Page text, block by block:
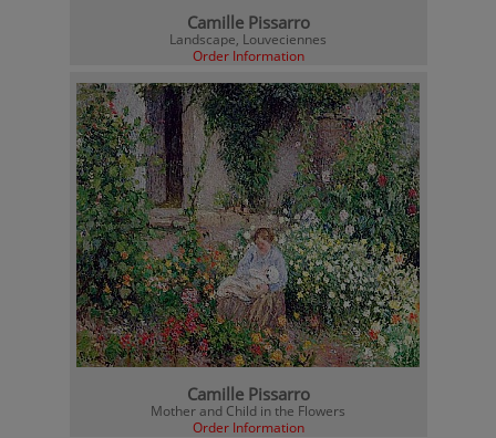
Camille Pissarro
Landscape, Louveciennes
Order Information
Camille Pissarro
Mother and Child in the Flowers
Order Information